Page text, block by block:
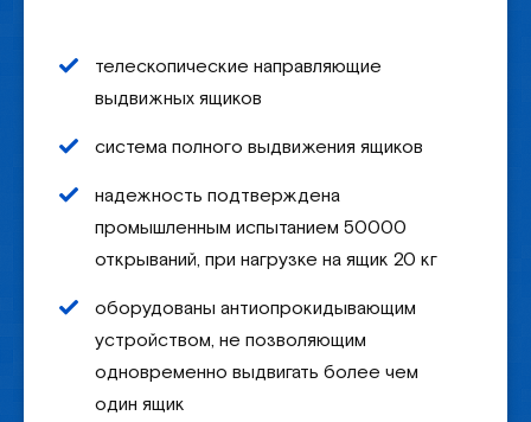
телескопические направляющие
выдвижных ящиков
система полного выдвижения ящиков
надежность подтверждена
промышленным испытанием 50000
открываний, при нагрузке на ящик 20 кг
оборудованы антиопрокидывающим
устройством, не позволяющим
одновременно выдвигать более чем
один ящик